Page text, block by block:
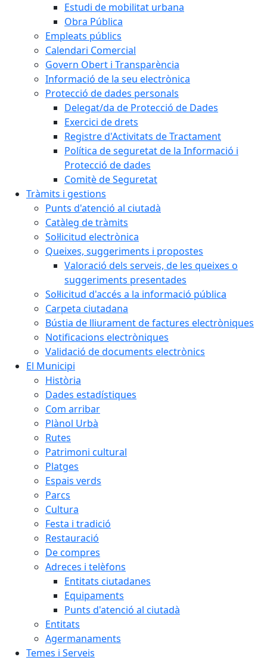
Estudi de mobilitat urbana
Obra Pública
Empleats públics
Calendari Comercial
Govern Obert i Transparència
Informació de la seu electrònica
Protecció de dades personals
Delegat/da de Protecció de Dades
Exercici de drets
Registre d'Activitats de Tractament
Política de seguretat de la Informació i
Protecció de dades
Comitè de Seguretat
Tràmits i gestions
Punts d'atenció al ciutadà
Catàleg de tràmits
Sol·licitud electrònica
Queixes, suggeriments i propostes
Valoració dels serveis, de les queixes o
suggeriments presentades
Sol·licitud d'accés a la informació pública
Carpeta ciutadana
Bústia de lliurament de factures electròniques
Notificacions electròniques
Validació de documents electrònics
El Municipi
Història
Dades estadístiques
Com arribar
Plànol Urbà
Rutes
Patrimoni cultural
Platges
Espais verds
Parcs
Cultura
Festa i tradició
Restauració
De compres
Adreces i telèfons
Entitats ciutadanes
Equipaments
Punts d'atenció al ciutadà
Entitats
Agermanaments
Temes i Serveis